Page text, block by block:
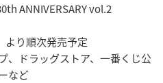
ANNIVERSARY vol.2
より順次発売予定
、ドラッグストア、一番くじ公
など